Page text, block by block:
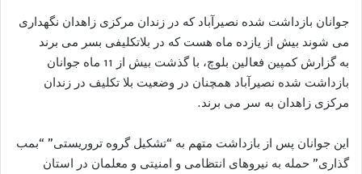
جوانان بازداشت شده نصیرآباد که در زندان مرکزی زاهدان نگهداری
می شوند بیش از یازده ماه هست که در بلاتکلیفی بسر می برند
به گزارش کمپین فعالین بلوچ، با گذشت بیش از 11 ماه جوانان
بازداشت شده نصیرآباد همچنان در وضعیت بلا تکلیف در زندان
مرکزی زاهدان به سر می برند.
این جوانان پس از بازداشت متهم به “تشکیل گروه تروریستی” “بمب
گذاری” حمله به نیروهای انتظامی و امنیتی و معلمان در استان